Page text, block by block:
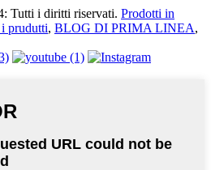
Tutti i diritti riservati. Prodotti in
prudutti, BLOG DI PRIMA LINEA,